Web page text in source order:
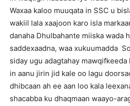
Waxaa kaloo muuqata in SSC u
wakiil lala xaajoon karo isla
danaha Dhulbahante miiska wada
saddexaadna, waa xukuumadda
siday ugu adagtahay mawqifkeeda
in aanu jirin jid kale oo lagu
dhibcaan ah ee aan loo kala
shacabba ku dhaqmaan waayo-